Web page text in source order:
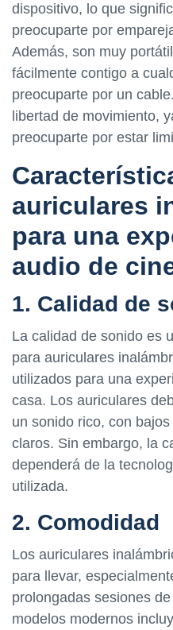
dispositivo, lo que
preocuparte por
Además, son muy
fácilmente contigo a
preocuparte por un
libertad de movimiento,
preocuparte por estar
auriculares
para una
audio de
1. Calidad de
La calidad de sonido es
para auriculares
utilizados para una
casa. Los auriculares
un sonido rico, con
claros. Sin embargo, la
dependerá de la
utilizada.
2. Comodidad
Los auriculares
para llevar,
prolongadas sesiones
modelos modernos